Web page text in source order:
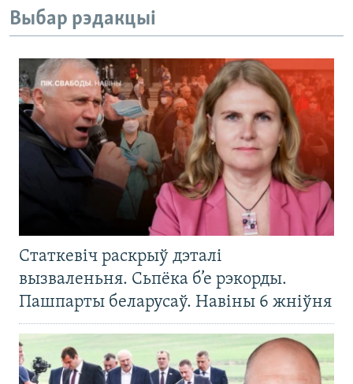
Выбар рэдакцыі
Статкевіч раскрыў дэталі
вызваленьня. Сьпёка б’е рэкорды.
Пашпарты беларусаў. Навіны 6 жніўня